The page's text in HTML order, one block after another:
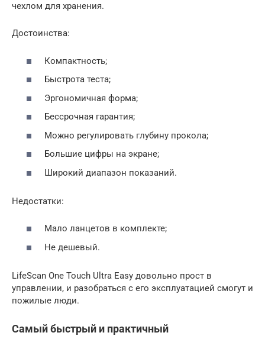
чехлом для хранения.
Достоинства:
Компактность;
Быстрота теста;
Эргономичная форма;
Бессрочная гарантия;
Можно регулировать глубину прокола;
Большие цифры на экране;
Широкий диапазон показаний.
Недостатки:
Мало ланцетов в комплекте;
Не дешевый.
LifeScan One Touch Ultra Easy довольно прост в
управлении, и разобраться с его эксплуатацией смогут и
пожилые люди.
Самый быстрый и практичный